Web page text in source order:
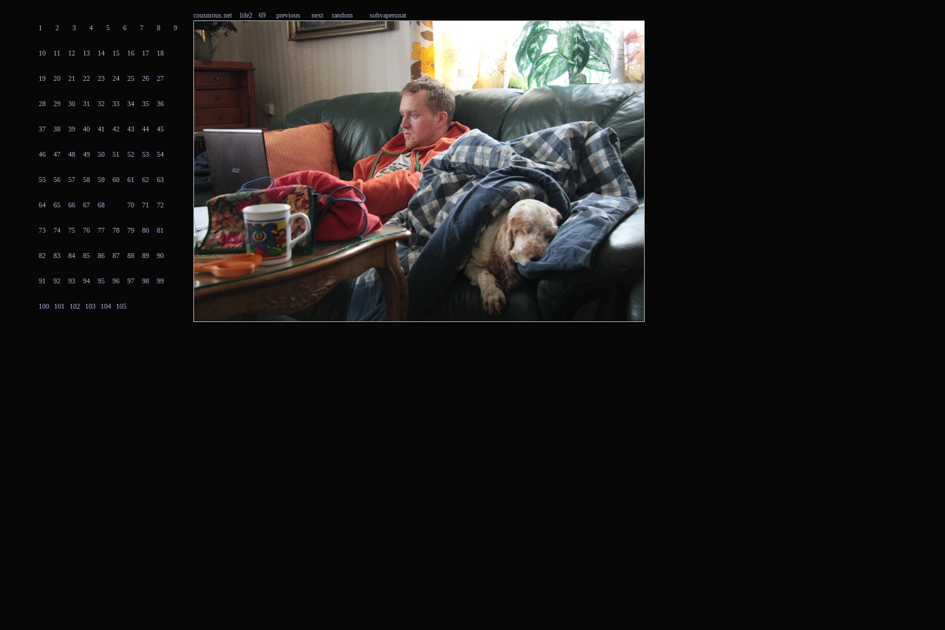
1 2 3 4 5 6 7 8 9
10 11 12 13 14 15 16 17 18
19 20 21 22 23 24 25 26 27
28 29 30 31 32 33 34 35 36
37 38 39 40 41 42 43 44 45
46 47 48 49 50 51 52 53 54
55 56 57 58 59 60 61 62 63
64 65 66 67 68 70 71 72
73 74 75 76 77 78 79 80 81
82 83 84 85 86 87 88 89 90
91 92 93 94 95 96 97 98 99
100 101 102 103 104 105
cousmous.net life2 69 previous next random sohvaperunat